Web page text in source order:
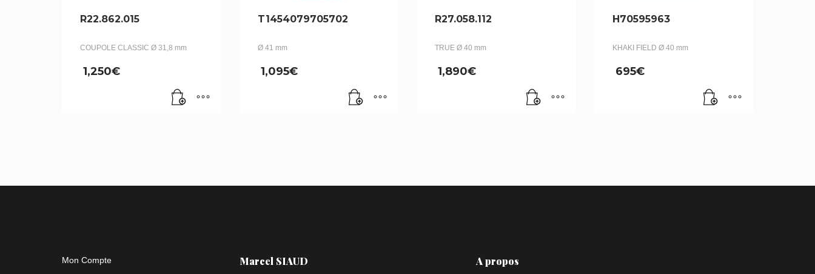
R22.862.015
COUPOLE CLASSIC Ø 31,8 mm
1,250€
T1454079705702
Ø 41 mm
1,095€
R27.058.112
TRUE Ø 40 mm
1,890€
H70595963
KHAKI FIELD Ø 40 mm
695€
Mon Compte Marcel SIAUD A propos